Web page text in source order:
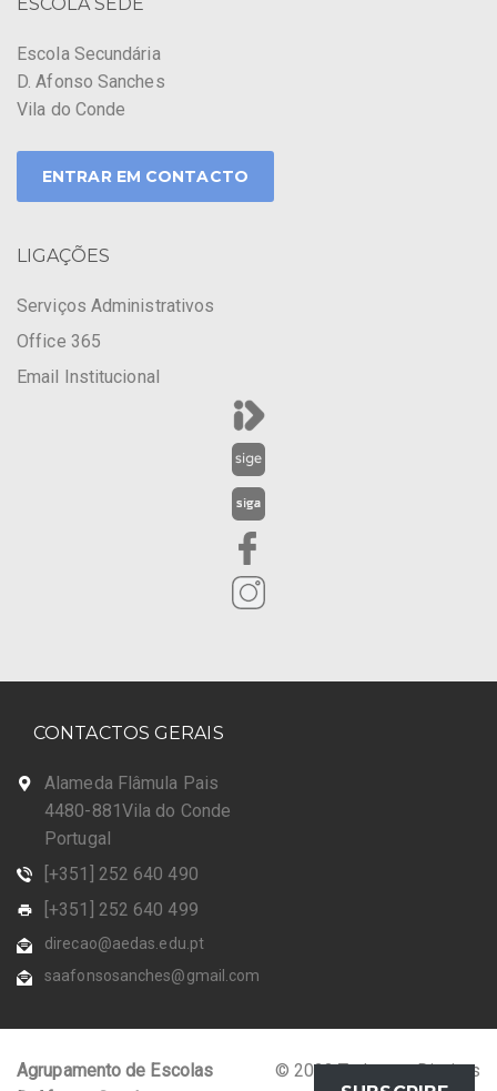
Escola Secundária
D. Afonso Sanches
Vila do Conde
ENTRAR EM CONTACTO
LIGAÇÕES
Serviços Administrativos
Office 365
Email Institucional
CONTACTOS GERAIS
Alameda Flâmula Pais
4480-881Vila do Conde
Portugal
[+351] 252 640 490
[+351] 252 640 499
direcao@aedas.edu.pt
saafonsosanches@gmail.com
Agrupamento de Escolas
© 2023 Todos os Direitos